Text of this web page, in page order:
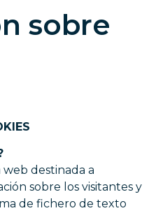
sobre
destinada a
sobre los visitantes y
de fichero de texto